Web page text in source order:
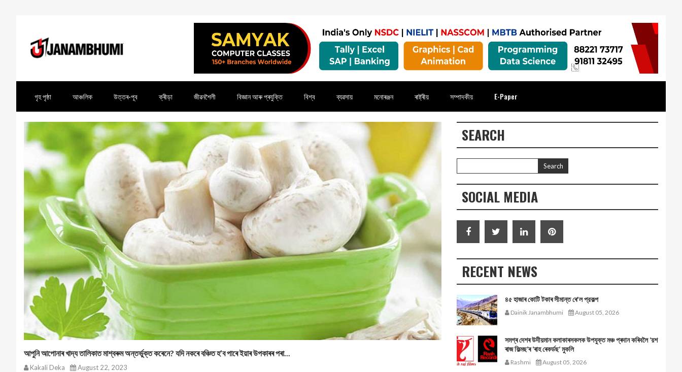
গৃহ পৃষ্ঠা আঞ্চলিক উত্তৰ-পূব ক্ৰীড়া জীৱনশৈলী বিজ্ঞান আৰু প্ৰযুক্তি বিশ্ব ব্যৱসায় মনোৰঞ্জন ৰাষ্ট্ৰীয় সম্পাদকীয় E-Paper
আপুনি আপোনাৰ খাদ্য তালিকাত মাশ্বৰুম অন্তৰ্ভুক্ত কৰেনে? যদি নকৰে বঞ্চিত হ’ব পাৰে ইয়াৰ উপকাৰৰ পৰা...
Kakali Deka August 22, 2023
SEARCH
SOCIAL MEDIA
RECENT NEWS
৪৫ হাজাৰ কোটি টকাৰ সীমান্ত ৰে'ল প্রকল্প
Dainik Janambhumi August 05, 2026
সমগ্ৰ দেশৰ উদীয়মান কলাকাৰসকলক উপযুক্ত মঞ্চ প্ৰদান কৰিবলৈ ‘য়শ
ৰাজ ফিল্মছ’ৰ ‘ৰাহ ৰেকৰ্ডছ’ মুকলি
Rashmi August 05, 2026